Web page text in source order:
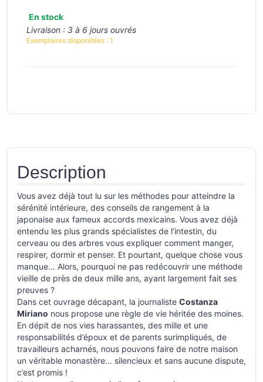
En stock
Livraison : 3 à 6 jours ouvrés
Exemplaires disponibles : 1
Description
Vous avez déjà tout lu sur les méthodes pour atteindre la
sérénité intérieure, des conseils de rangement à la
japonaise aux fameux accords mexicains. Vous avez déjà
entendu les plus grands spécialistes de l’intestin, du
cerveau ou des arbres vous expliquer comment manger,
respirer, dormir et penser. Et pourtant, quelque chose vous
manque... Alors, pourquoi ne pas redécouvrir une méthode
vieille de près de deux mille ans, ayant largement fait ses
preuves ?
Dans cet ouvrage décapant, la journaliste Costanza
Miriano nous propose une règle de vie héritée des moines.
En dépit de nos vies harassantes, des mille et une
responsabilités d’époux et de parents surimpliqués, de
travailleurs acharnés, nous pouvons faire de notre maison
un véritable monastère... silencieux et sans aucune dispute,
c’est promis !